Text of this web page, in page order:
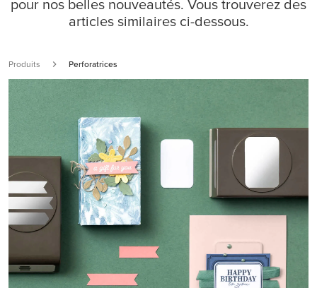
pour nos belles nouveautés. Vous trouverez des
articles similaires ci-dessous.
Produits Perforatrices